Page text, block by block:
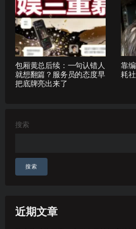
包厢黄总后续：一句认错人
就想翻篇？服务员的态度早
把底牌亮出来了
靠
耗
搜索
搜索
近期文章